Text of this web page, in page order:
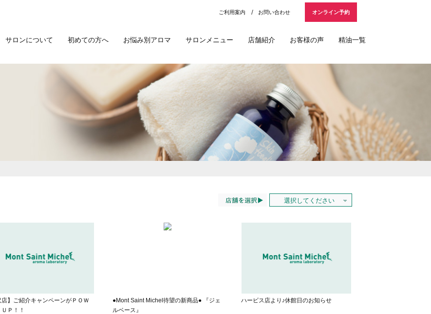
オンライン予約
お問い合わせ
ご利用案内
サロンについて 初めての方へ お悩み別アロマ サロンメニュー 店舗紹介 お客様の声 精油一覧
店】ご紹介キャンペーンがＰＯＷ
Ｐ！！
●Mont Saint Michel待望の新商品● 『ジェ
ルベース』
ハービス店より♪休館日のお知らせ